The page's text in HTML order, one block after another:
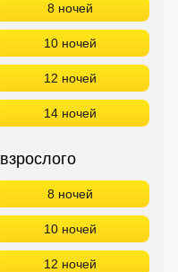
8 ночей
10 ночей
12 ночей
14 ночей
8 ночей
10 ночей
12 ночей